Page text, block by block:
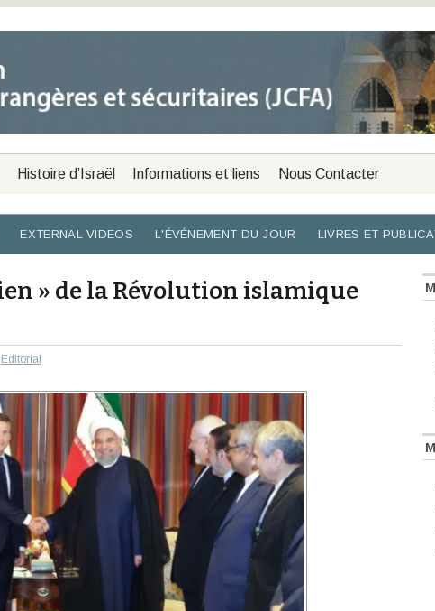
Histoire d’Israël Informations et liens Nous Contacter
EXTERNAL VIDEOS L'ÉVÉNEMENT DU JOUR LIVRES ET
» de la Révolution islamique
Editorial